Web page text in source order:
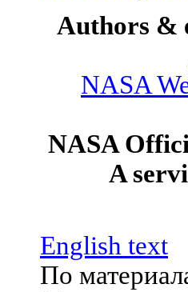
Authors &
NASA
NASA
A
English text
По